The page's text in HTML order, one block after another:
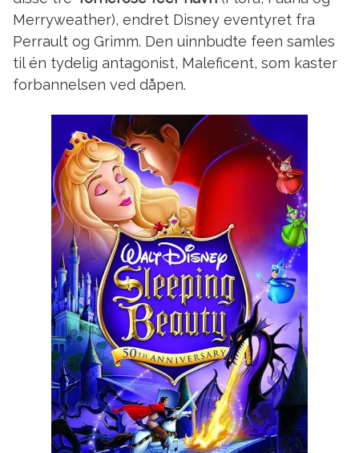
Merryweather), endret Disney eventyret fra
Perrault og Grimm. Den uinnbudte feen samles
til én tydelig antagonist, Maleficent, som kaster
forbannelsen ved dåpen.